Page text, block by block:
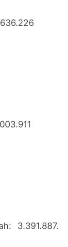
3.391.887.